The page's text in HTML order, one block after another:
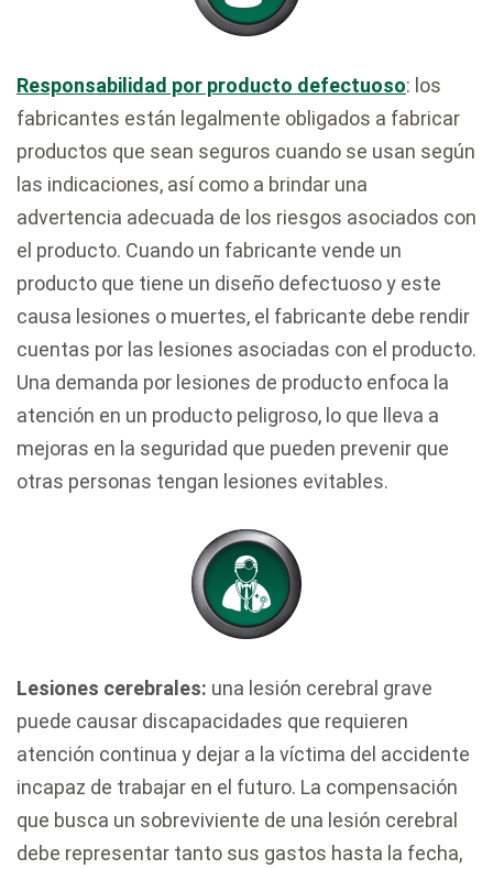
Responsabilidad por producto defectuoso: los
fabricantes están legalmente obligados a fabricar
productos que sean seguros cuando se usan según
las indicaciones, así como a brindar una
advertencia adecuada de los riesgos asociados con
el producto. Cuando un fabricante vende un
producto que tiene un diseño defectuoso y este
causa lesiones o muertes, el fabricante debe rendir
cuentas por las lesiones asociadas con el producto.
Una demanda por lesiones de producto enfoca la
atención en un producto peligroso, lo que lleva a
mejoras en la seguridad que pueden prevenir que
otras personas tengan lesiones evitables.
Lesiones cerebrales: una lesión cerebral grave
puede causar discapacidades que requieren
atención continua y dejar a la víctima del accidente
incapaz de trabajar en el futuro. La compensación
que busca un sobreviviente de una lesión cerebral
debe representar tanto sus gastos hasta la fecha,